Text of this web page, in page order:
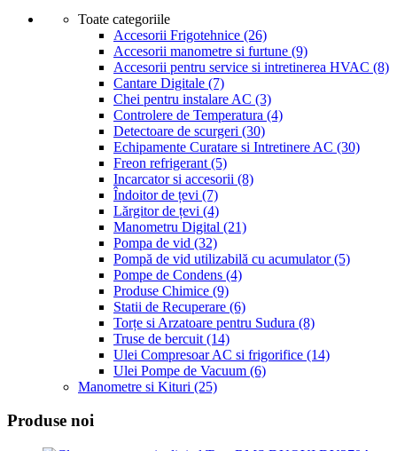
Toate categoriile
Accesorii Frigotehnice (26)
Accesorii manometre si furtune (9)
Accesorii pentru service si intretinerea HVAC (8)
Cantare Digitale (7)
Chei pentru instalare AC (3)
Controlere de Temperatura (4)
Detectoare de scurgeri (30)
Echipamente Curatare si Intretinere AC (30)
Freon refrigerant (5)
Incarcator si accesorii (8)
Îndoitor de țevi (7)
Lărgitor de țevi (4)
Manometru Digital (21)
Pompa de vid (32)
Pompă de vid utilizabilă cu acumulator(5)
Pompe de Condens (4)
Produse Chimice (9)
Statii de Recuperare (6)
Torțe si Arzatoare pentru Sudura (8)
Truse de bercuit (14)
Ulei Compresoar AC si frigorifice (14)
Ulei Pompe de Vacuum (6)
Manometre si Kituri (25)
Produse noi